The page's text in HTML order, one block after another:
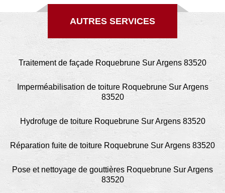
AUTRES SERVICES
Traitement de façade Roquebrune Sur Argens 83520
Imperméabilisation de toiture Roquebrune Sur Argens
83520
Hydrofuge de toiture Roquebrune Sur Argens 83520
Réparation fuite de toiture Roquebrune Sur Argens 83520
Pose et nettoyage de gouttières Roquebrune Sur Argens
83520